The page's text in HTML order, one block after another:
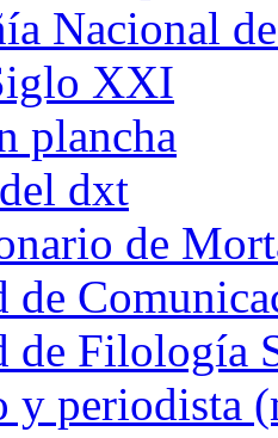
Nacional
XXI
plancha
dxt
de
de
de Filología
y periodista